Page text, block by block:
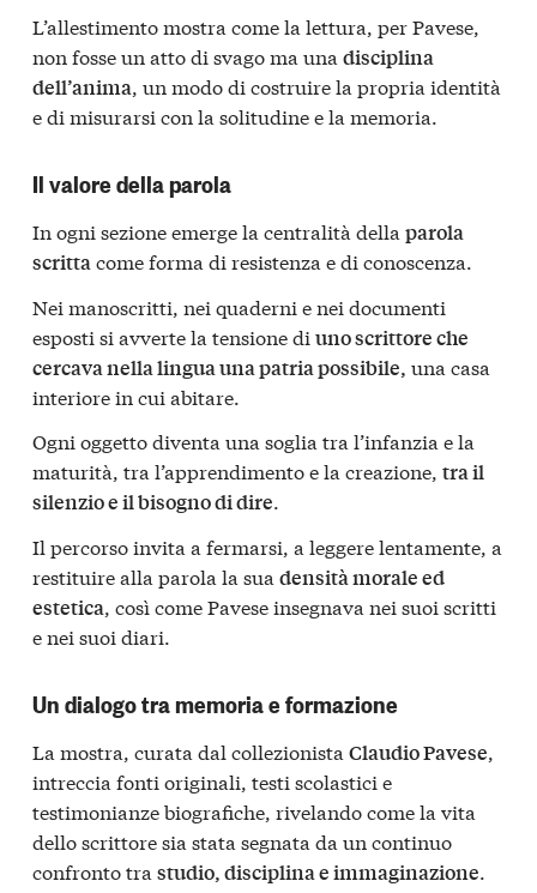
L’allestimento mostra come la lettura, per Pavese,
non fosse un atto di svago ma una disciplina
dell’anima, un modo di costruire la propria identità
e di misurarsi con la solitudine e la memoria.
Il valore della parola
In ogni sezione emerge la centralità della parola
scrittacome forma di resistenza e di conoscenza.
Nei manoscritti, nei quaderni e nei documenti
esposti si avverte la tensione di uno scrittore che
cercava nella lingua una patria possibile, una casa
interiore in cui abitare.
Ogni oggetto diventa una soglia tra l’infanzia e la
maturità, tra l’apprendimento e la creazione, tra il
silenzio e il bisogno di dire.
Il percorso invita a fermarsi, a leggere lentamente, a
restituire alla parola la sua densità morale ed
estetica, così come Pavese insegnava nei suoi scritti
e nei suoi diari.
Un dialogo tra memoria e formazione
La mostra, curata dal collezionista Claudio Pavese,
intreccia fonti originali, testi scolastici e
testimonianze biografiche, rivelando come la vita
dello scrittore sia stata segnata da un continuo
confronto tra studio, disciplina e immaginazione.